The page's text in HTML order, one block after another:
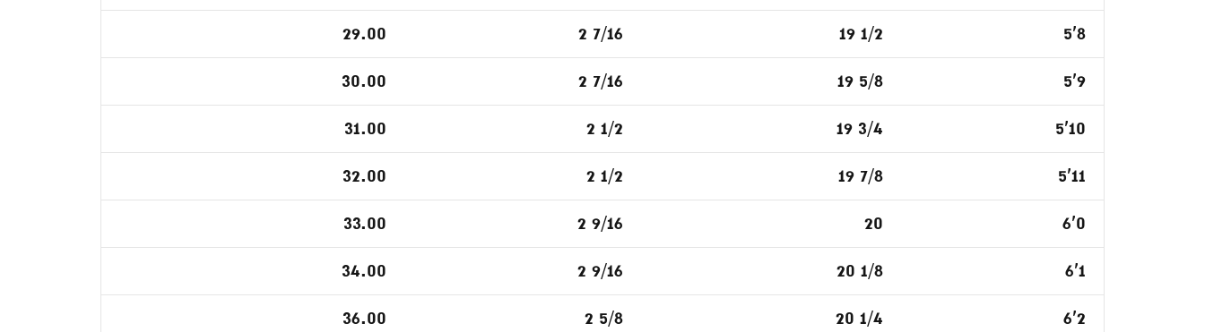
5'8
19 1/2
2 7/16
29.00
5'9
19 5/8
2 7/16
30.00
5'10
19 3/4
2 1/2
31.00
5'11
19 7/8
2 1/2
32.00
6'0
20
2 9/16
33.00
6'1
20 1/8
2 9/16
34.00
6'2
20 1/4
2 5/8
36.00